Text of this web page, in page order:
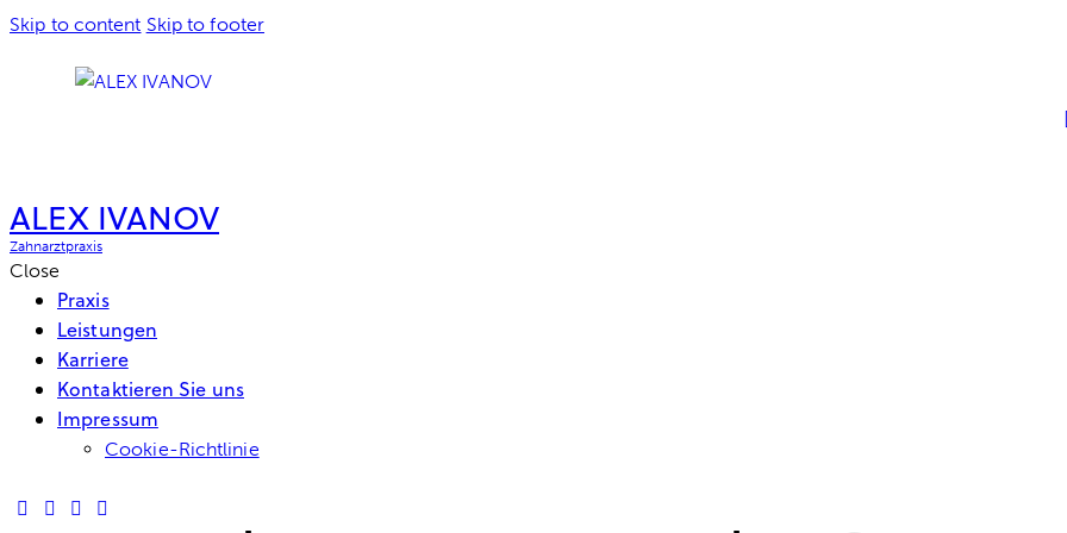
Skip to content Skip to footer
ALEX IVANOV
Zahnarztpraxis
Close
Praxis
Leistungen
Karriere
Kontaktieren Sie uns
Impressum
Cookie-Richtlinie